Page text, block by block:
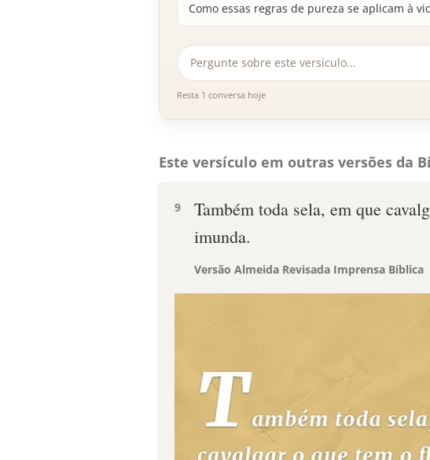
Como essas regras de pureza se aplicam à
Resta 1 conversa hoje
Este versículo em outras versões da
9
Também toda sela, em que
imunda.
Versão Almeida Revisada Imprensa Bíblica